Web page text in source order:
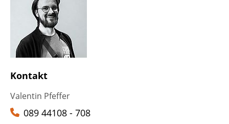
Kontakt
Valentin Pfeffer
089 44108 - 708